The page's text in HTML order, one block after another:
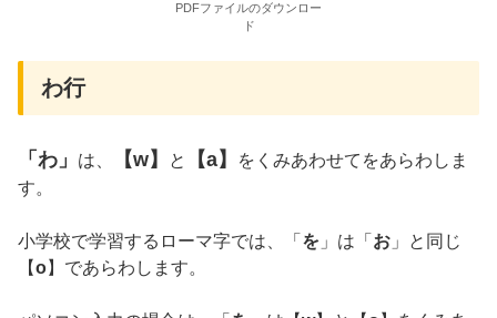
PDFファイルのダウンロー
ド
わ行
「わ」 は、 【w】 と 【a】
をくみあわせてをあらわしま
す。
小学校で学習するローマ字では、「 を 」は「 お 」と同じ
【o】であらわします。